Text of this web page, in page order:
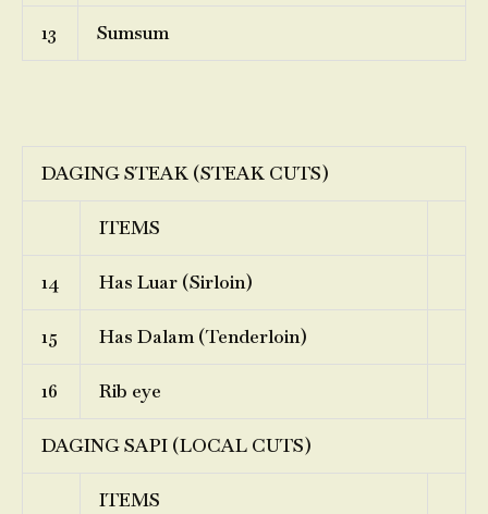
13 Sumsum
DAGING STEAK (STEAK CUTS)
ITEMS
14 Has Luar (Sirloin)
15 Has Dalam (Tenderloin)
16 Rib eye
DAGING SAPI (LOCAL CUTS)
ITEMS